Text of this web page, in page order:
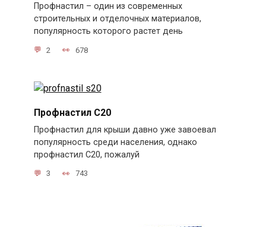
Профнастил – один из современных
строительных и отделочных материалов,
популярность которого растет день
2 678
Профнастил С20
Профнастил для крыши давно уже завоевал
популярность среди населения, однако
профнастил С20, пожалуй
3 743